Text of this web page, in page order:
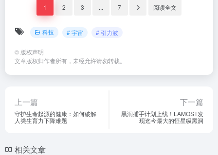
1 2 3 ... 7 阅读全文
科技 # 宇宙 # 引力波
© 版权声明
文章版权归作者所有，未经允许请勿转载。
上一篇
守护生命起源的健康：如何破解
人类生育力下降难题
下一篇
黑洞捕手计划上线！LAMOST发
现迄今最大的恒星级黑洞
相关文章